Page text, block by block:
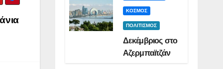
ΚΟΣΜΟΣ
ΠΟΛΙΤΙΣΜΟΣ
Δεκέμβριος στο
Αζερμπαϊτζάν